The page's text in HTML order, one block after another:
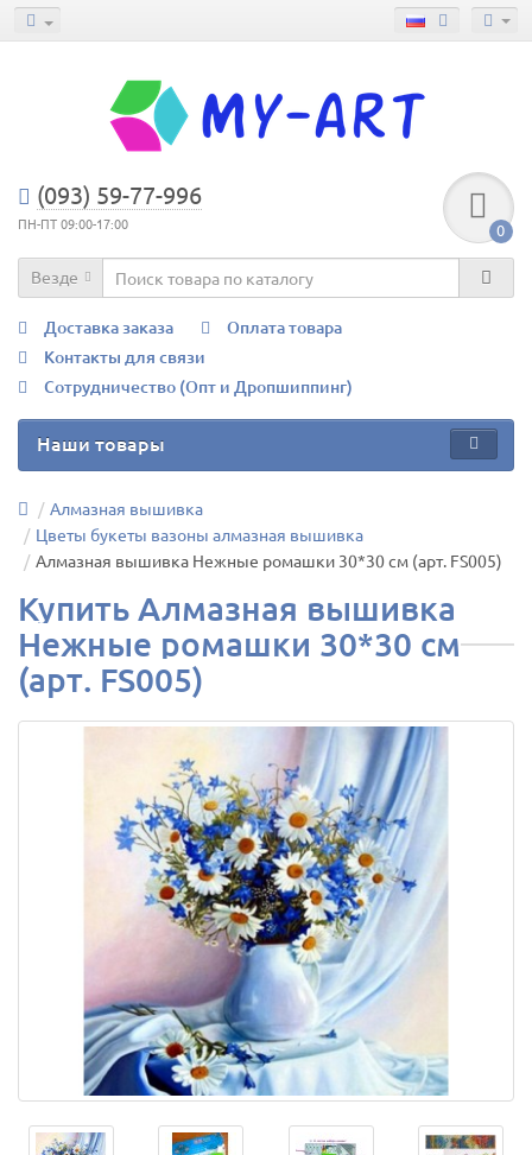
(093) 59-77-996
ПН-ПТ 09:00-17:00 0
Везде
Доставка заказа
Оплата товара
Контакты для связи
Сотрудничество (Опт и Дропшиппинг)
Наши товары
Алмазная вышивка
Цветы букеты вазоны алмазная вышивка
Алмазная вышивка Нежные ромашки 30*30 см (арт. FS005)
Купить Алмазная вышивка
Нежные ромашки 30*30 см
(арт. FS005)